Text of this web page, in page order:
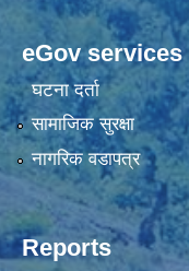
eGov services
घटना दर्ता
सामाजिक सुरक्षा
नागरिक वडापत्र
Reports